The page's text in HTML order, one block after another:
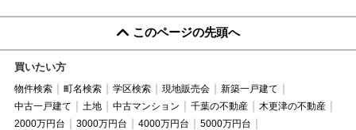
このページの先頭へ
買いたい方
物件検索 町名検索 学区検索 現地販売会
新築一戸建て
中古一戸建て
土地 中古マンション 千葉の不動産
木更津の不動産
2000万円台
3000万円台 4000万円台
5000万円台